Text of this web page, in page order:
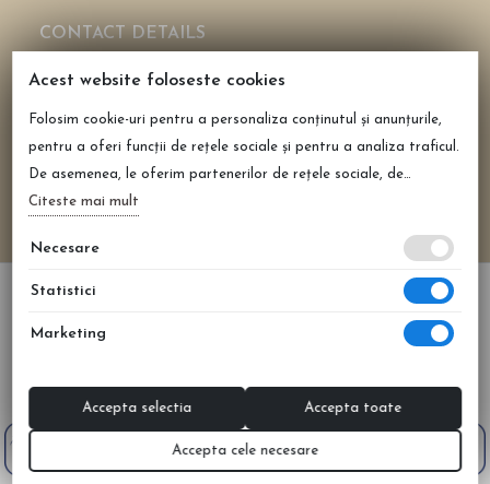
CONTACT DETAILS
Reg. Com. J40/2158/2021
0735 108 675
office@cashmerearoma.ro
Șoseaua de centura București Domnești nr 86, Clinceni,
All prices are shown in lei (RON) and includes VAT.
Acest website foloseste cookies
Folosim cookie-uri pentru a personaliza conținutul și anunțurile,
pentru a oferi funcții de rețele sociale și pentru a analiza traficul.
De asemenea, le oferim partenerilor de rețele sociale, de
publicitate și de analize informații cu privire la modul în care
oferite de dvs. sau culese în urma folosirii serviciilor lor.
Citeste mai mult
Necesare
Statistici
Marketing
Accepta cele necesare
Accepta selectia Accepta toate